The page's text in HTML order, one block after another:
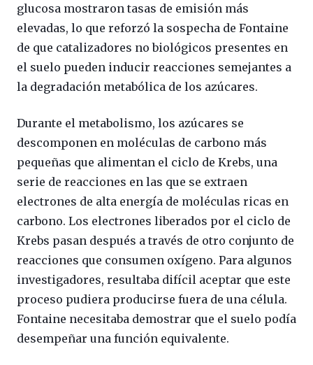
glucosa mostraron tasas de emisión más
elevadas, lo que reforzó la sospecha de Fontaine
de que catalizadores no biológicos presentes en
el suelo pueden inducir reacciones semejantes a
la degradación metabólica de los azúcares.
Durante el metabolismo, los azúcares se
descomponen en moléculas de carbono más
pequeñas que alimentan el ciclo de Krebs, una
serie de reacciones en las que se extraen
electrones de alta energía de moléculas ricas en
carbono. Los electrones liberados por el ciclo de
Krebs pasan después a través de otro conjunto de
reacciones que consumen oxígeno. Para algunos
investigadores, resultaba difícil aceptar que este
proceso pudiera producirse fuera de una célula.
Fontaine necesitaba demostrar que el suelo podía
desempeñar una función equivalente.